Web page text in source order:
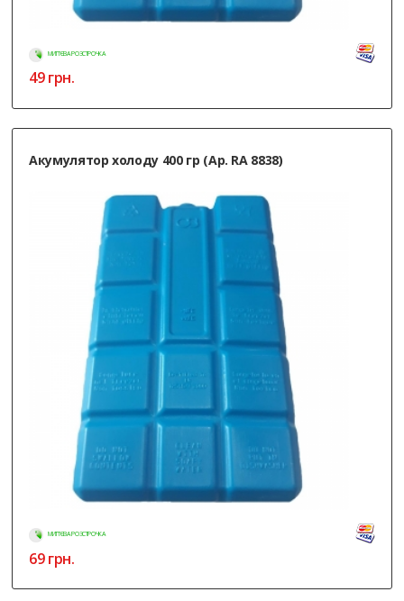
МИТТЄВА РОЗСТРОЧКА
49грн.
Акумулятор холоду 400 гр (Ар. RA 8838)
МИТТЄВА РОЗСТРОЧКА
69грн.